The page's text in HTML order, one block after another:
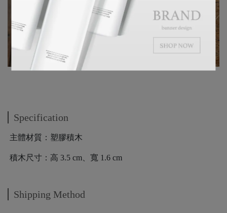
Specification
主體材質：塑膠積木
積木尺寸：高 3.5 cm、寬 1.6 cm
Shipping Method